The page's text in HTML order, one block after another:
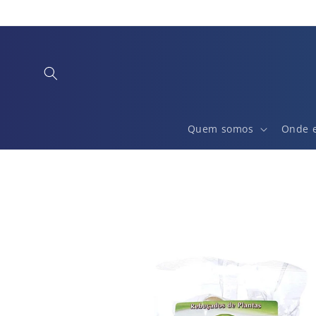
conteúdo
Quem somos Onde